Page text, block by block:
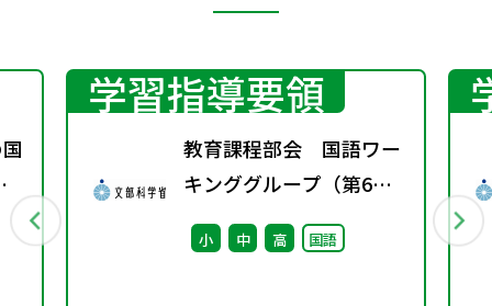
学習指導要領
教育課程部会 国語ワー
キンググループ（第6
回） 配付資料
小 中 高 国語